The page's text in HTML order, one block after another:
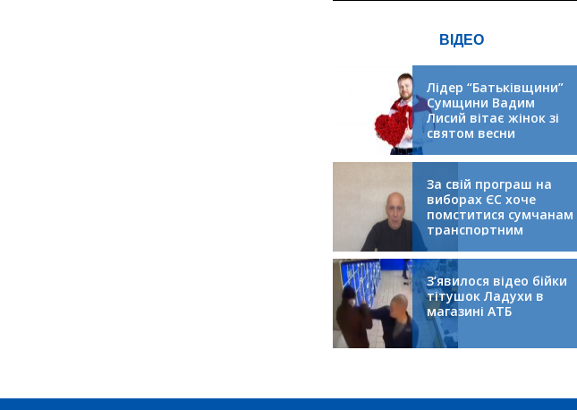
ВІДЕО
Лідер “Батьківщини”
Сумщини Вадим
Лисий вітає жінок зі
святом весни
За свій програш на
виборах ЄС хоче
помститися сумчанам
транспортним
колапсом
З’явилося відео бійки
тітушок Ладухи в
магазині АТБ